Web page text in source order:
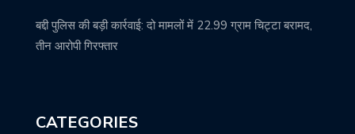
बद्दी पुलिस की बड़ी कार्रवाई: दो मामलों में 22.99 ग्राम चिट्टा बरामद,
तीन आरोपी गिरफ्तार
CATEGORIES